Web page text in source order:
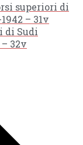
superiori di
– 31v
di Sudi
32v